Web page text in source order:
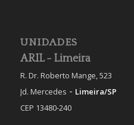
UNIDADES
ARIL - Limeira
R. Dr. Roberto Mange, 523
Jd. Mercedes - Limeira/SP
CEP 13480-240